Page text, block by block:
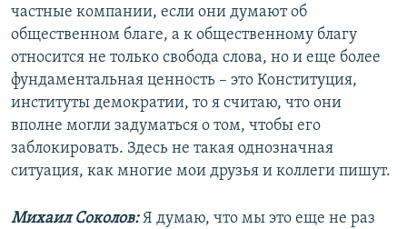
частные компании, если они думают об
общественном благе, а к общественному благу
относится не только свобода слова, но и еще более
фундаментальная ценность – это Конституция,
институты демократии, то я считаю, что они
вполне могли задуматься о том, чтобы его
заблокировать. Здесь не такая однозначная
ситуация, как многие мои друзья и коллеги пишут.
Михаил Соколов:Я думаю, что мы это еще не раз